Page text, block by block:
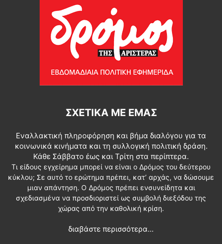
ΣΧΕΤΙΚΆ ΜΕ ΕΜΆΣ
Εναλλακτική πληροφόρηση και βήμα διαλόγου για τα
κοινωνικά κινήματα και τη συλλογική πολιτική δράση.
Κάθε Σάββατο έως και Τρίτη στα περίπτερα.
Τι είδους εγχείρημα μπορεί να είναι ο Δρόμος του δεύτερου
κύκλου; Σε αυτό το ερώτημα πρέπει, κατ’ αρχάς, να δώσουμε
μιαν απάντηση. Ο Δρόμος πρέπει ενσυνείδητα και
σχεδιασμένα να προσδιοριστεί ως συμβολή διεξόδου της
χώρας από την καθολική κρίση.
διαβάστε περισσότερα...